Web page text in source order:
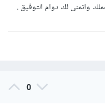
واتمنى لك دوام التوفيق .
0